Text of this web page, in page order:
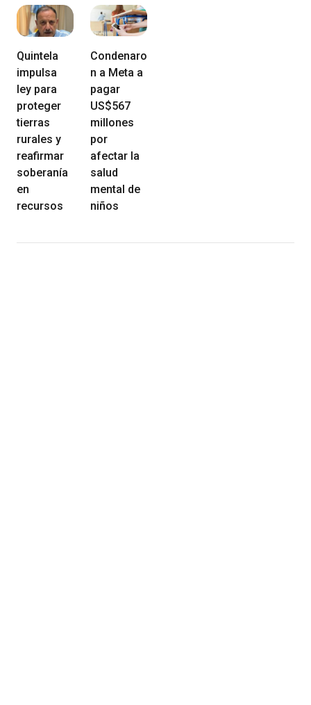
Quintela
impulsa
ley para
proteger
tierras
rurales y
reafirmar
soberanía
en
recursos
Condenaro
n a Meta a
pagar
US$567
millones
por
afectar la
salud
mental de
niños